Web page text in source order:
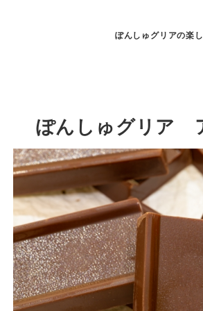
ぽんしゅグリアの楽
ぽんしゅグリア